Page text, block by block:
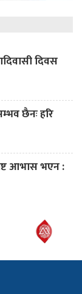
दिवस
छैनः हरि
आभास भएन :